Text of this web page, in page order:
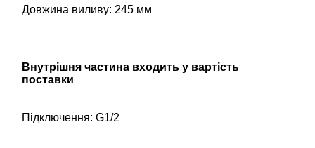
Довжина виливу: 245 мм
Внутрішня частина входить у вартість
поставки
Підключення: G1/2